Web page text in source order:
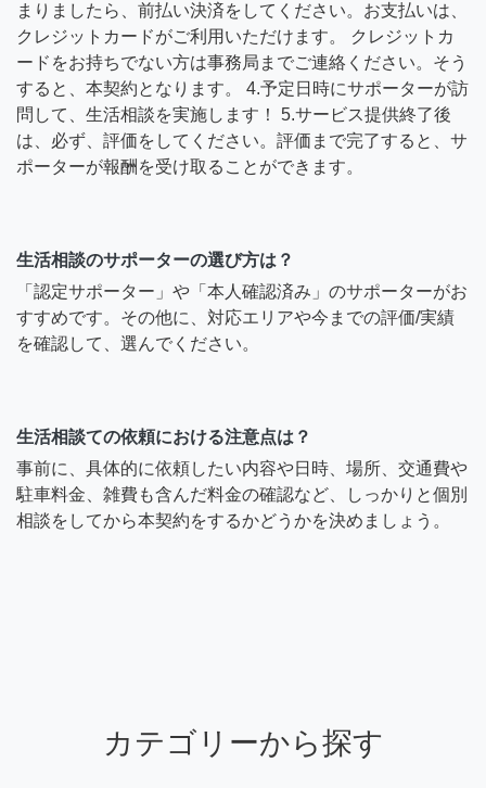
まりましたら、前払い決済をしてください。お支払いは、
クレジットカードがご利用いただけます。 クレジットカ
ードをお持ちでない方は事務局までご連絡ください。そう
すると、本契約となります。 4.予定日時にサポーターが訪
問して、生活相談を実施します！ 5.サービス提供終了後
は、必ず、評価をしてください。評価まで完了すると、サ
ポーターが報酬を受け取ることができます。
生活相談のサポーターの選び方は？
「認定サポーター」や「本人確認済み」のサポーターがお
すすめです。その他に、対応エリアや今までの評価/実績
を確認して、選んでください。
生活相談ての依頼における注意点は？
事前に、具体的に依頼したい内容や日時、場所、交通費や
駐車料金、雑費も含んだ料金の確認など、しっかりと個別
相談をしてから本契約をするかどうかを決めましょう。
カテゴリーから探す